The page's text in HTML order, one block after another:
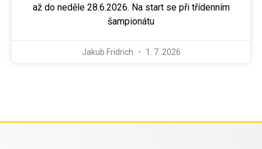
až do neděle 28.6.2026. Na start se při třídenním
šampionátu
Jakub Fridrich 1. 7. 2026